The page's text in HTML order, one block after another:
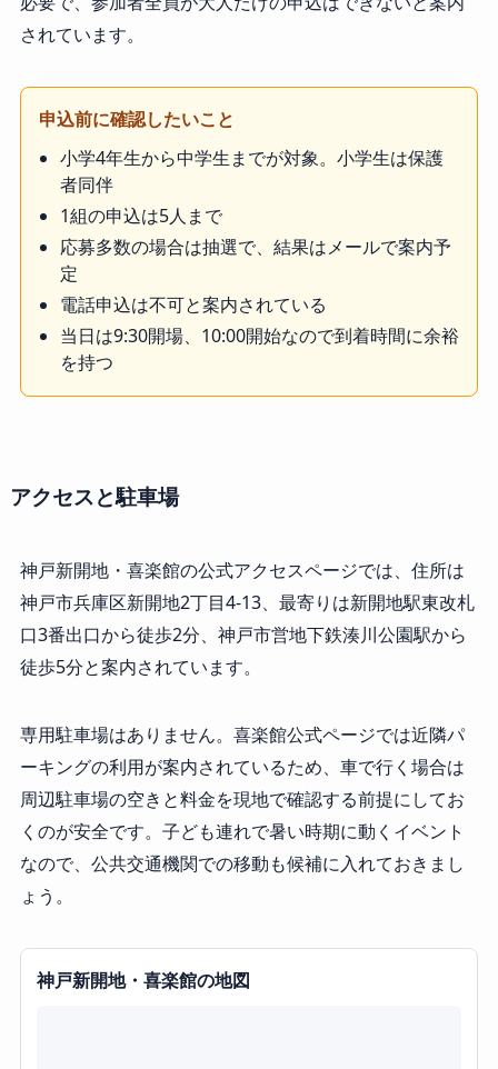
されています。
申込前に確認したいこと
小学4年生から中学生までが対象。小学生は保護
者同伴
1組の申込は5人まで
応募多数の場合は抽選で、結果はメールで案内予
定
電話申込は不可と案内されている
当日は9:30開場、10:00開始なので到着時間に余裕
を持つ
アクセスと駐車場
神戸新開地・喜楽館の公式アクセスページでは、住所は
神戸市兵庫区新開地2丁目4-13、最寄りは新開地駅東改札
口3番出口から徒歩2分、神戸市営地下鉄湊川公園駅から
徒歩5分と案内されています。
専用駐車場はありません。喜楽館公式ページでは近隣パ
ーキングの利用が案内されているため、車で行く場合は
周辺駐車場の空きと料金を現地で確認する前提にしてお
くのが安全です。子ども連れで暑い時期に動くイベント
なので、公共交通機関での移動も候補に入れておきまし
ょう。
神戸新開地・喜楽館の地図